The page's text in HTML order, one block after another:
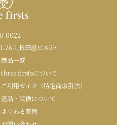
0022
26-1 長田屋ビル2F
商品一覧
three firstsについて
ご利用ガイド（特定商取引法）
返品・交換について
よくある質問